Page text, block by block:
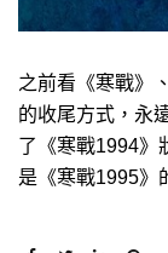
之前看《寒戰》
的收尾方式，永
了《寒戰1994》
是《寒戰1995》